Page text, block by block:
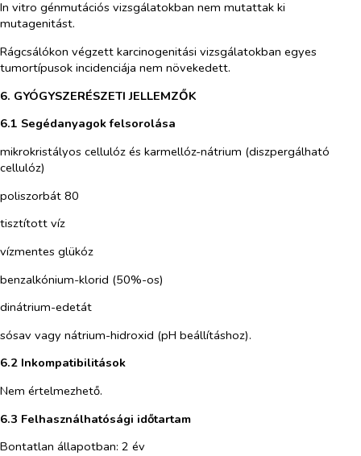
In vitro génmutációs vizsgálatokban nem mutattak ki
mutagenitást.
Rágcsálókon végzett karcinogenitási vizsgálatokban egyes
tumortípusok incidenciája nem növekedett.
6. GYÓGYSZERÉSZETI JELLEMZŐK
6.1 Segédanyagok felsorolása
mikrokristályos cellulóz és karmellóz-nátrium (diszpergálható
cellulóz)
poliszorbát 80
tisztított víz
vízmentes glükóz
benzalkónium-klorid (50%-os)
dinátrium-edetát
sósav vagy nátrium-hidroxid (pH beállításhoz).
6.2 Inkompatibilitások
Nem értelmezhető.
6.3 Felhasználhatósági időtartam
Bontatlan állapotban: 2 év